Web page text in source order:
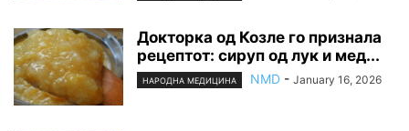
Докторка од Козле го признала
рецептот: сируп од лук и мед...
НАРОДНА МЕДИЦИНА NMD - January 16, 2026